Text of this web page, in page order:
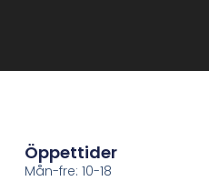
Öppettider
Mån-fre: 10-18